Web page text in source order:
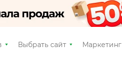
Выбрать сайт Маркетинг